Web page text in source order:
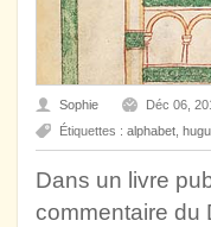
Sophie Déc 06,
Étiquettes : alphabet
Dans un livre
commentaire du